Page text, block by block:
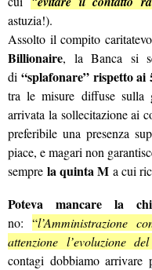
astuzia!).
Assolto il compito
Billionaire, la Banca si
di“splafonare” rispetto ai
tra le misure diffuse sulla
arrivata la sollecitazione ai
preferibile una presenza
piace, e magari non
sempre la quinta M a cui
Poteva mancare la
no:“l’Amministrazione
attenzione l’evoluzione
contagi dobbiamo arrivare